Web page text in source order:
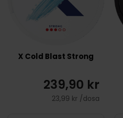
X Cold Blast Strong
239,90 kr
23,99 kr /dosa